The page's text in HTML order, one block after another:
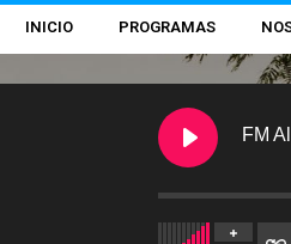
INICIO PROGRAMAS
FM